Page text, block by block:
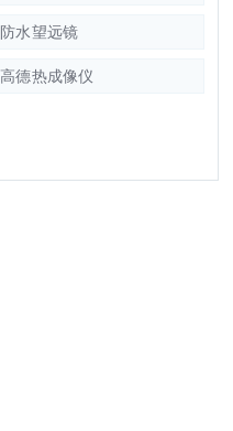
防水望远镜
高德热成像仪